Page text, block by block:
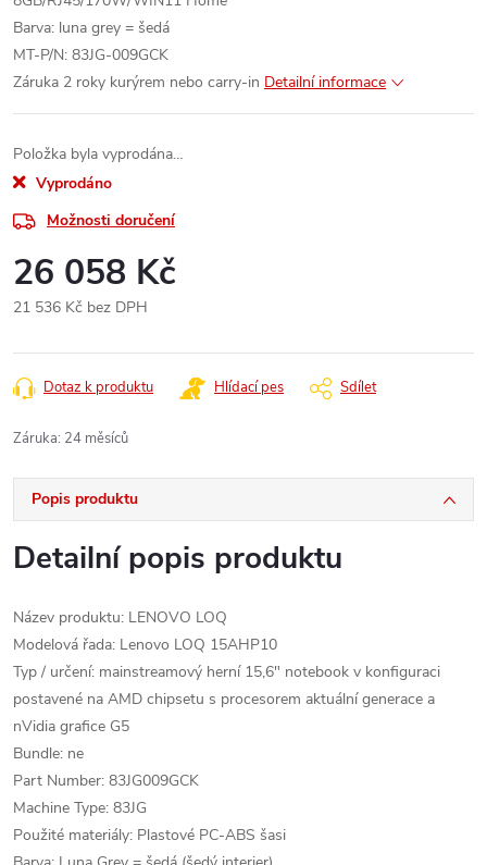
Barva: luna grey = šedá
MT-P/N: 83JG-009GCK
Záruka 2 roky kurýrem nebo carry-in Detailní informace
Položka byla vyprodána…
Vyprodáno
Možnosti doručení
26 058 Kč
21 536 Kč bez DPH
cena:
Dotaz k produktu Hlídací pes Sdílet
Záruka: 24 měsíců
Popis produktu
Detailní popis produktu
Název produktu: LENOVO LOQ
Modelová řada: Lenovo LOQ 15AHP10
Typ / určení: mainstreamový herní 15,6" notebook v konfiguraci
postavené na AMD chipsetu s procesorem aktuální generace a
nVidia grafice G5
Bundle: ne
Part Number: 83JG009GCK
Machine Type: 83JG
Použité materiály: Plastové PC-ABS šasi